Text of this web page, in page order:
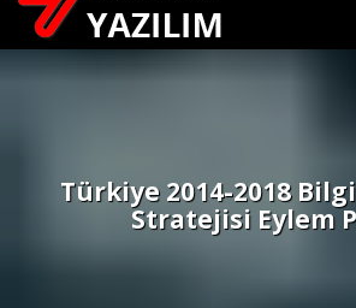
Türkiye 2014-2018
Stratejisi Eylem